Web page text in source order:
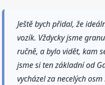
Ještě bych přidal, že
vozík. Vždycky jsme
ručně, a bylo vidět, kam
jsme si ten základní od
vycházel za necelých